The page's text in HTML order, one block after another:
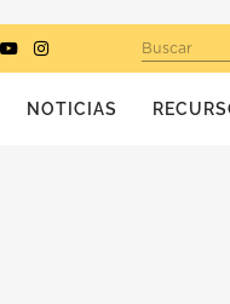
Buscar
NOTICIAS